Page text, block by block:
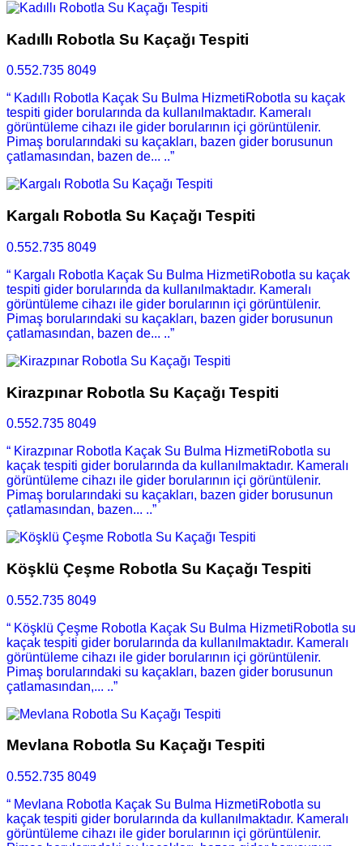
Kadıllı Robotla Su Kaçağı Tespiti
0.552.735 8049
“ Kadıllı Robotla Kaçak Su Bulma HizmetiRobotla su kaçak
tespiti gider borularında da kullanılmaktadır. Kameralı
görüntüleme cihazı ile gider borularının içi görüntülenir.
Pimaş borularındaki su kaçakları, bazen gider borusunun
çatlamasından, bazen de... ..”
Kargalı Robotla Su Kaçağı Tespiti
0.552.735 8049
“ Kargalı Robotla Kaçak Su Bulma HizmetiRobotla su kaçak
tespiti gider borularında da kullanılmaktadır. Kameralı
görüntüleme cihazı ile gider borularının içi görüntülenir.
Pimaş borularındaki su kaçakları, bazen gider borusunun
çatlamasından, bazen de... ..”
Kirazpınar Robotla Su Kaçağı Tespiti
0.552.735 8049
“ Kirazpınar Robotla Kaçak Su Bulma HizmetiRobotla su
kaçak tespiti gider borularında da kullanılmaktadır. Kameralı
görüntüleme cihazı ile gider borularının içi görüntülenir.
Pimaş borularındaki su kaçakları, bazen gider borusunun
çatlamasından, bazen... ..”
Köşklü Çeşme Robotla Su Kaçağı Tespiti
0.552.735 8049
“ Köşklü Çeşme Robotla Kaçak Su Bulma HizmetiRobotla su
kaçak tespiti gider borularında da kullanılmaktadır. Kameralı
görüntüleme cihazı ile gider borularının içi görüntülenir.
Pimaş borularındaki su kaçakları, bazen gider borusunun
çatlamasından,... ..”
Mevlana Robotla Su Kaçağı Tespiti
0.552.735 8049
“ Mevlana Robotla Kaçak Su Bulma HizmetiRobotla su
kaçak tespiti gider borularında da kullanılmaktadır. Kameralı
görüntüleme cihazı ile gider borularının içi görüntülenir.